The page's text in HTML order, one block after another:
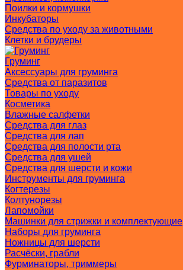
Поилки и кормушки
Инкубаторы
Средства по уходу за животными
Клетки и брудеры
Груминг
Аксессуары для груминга
Средства от паразитов
Товары по уходу
Косметика
Влажные салфетки
Средства для глаз
Средства для лап
Средства для полости рта
Средства для ушей
Средства для шерсти и кожи
Инструменты для груминга
Когтерезы
Колтунорезы
Лапомойки
Машинки для стрижки и комплектующие
Наборы для груминга
Ножницы для шерсти
Расчёски, грабли
Фурминаторы, триммеры